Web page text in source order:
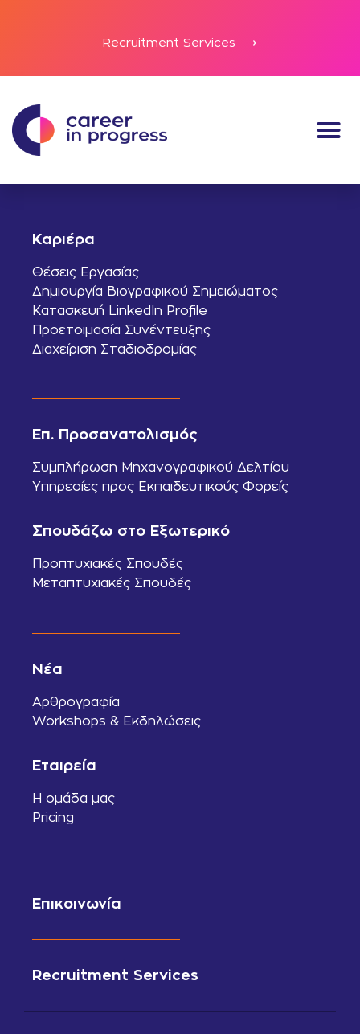
Recruitment Services ⟶
Καριέρα
Θέσεις Εργασίας
Δημιουργία Βιογραφικού Σημειώματος
Κατασκευή LinkedIn Profile
Προετοιμασία Συνέντευξης
Διαχείριση Σταδιοδρομίας
Επ. Προσανατολισμός
Συμπλήρωση Μηχανογραφικού Δελτίου
Υπηρεσίες προς Εκπαιδευτικούς Φορείς
Σπουδάζω στο Εξωτερικό
Προπτυχιακές Σπουδές
Μεταπτυχιακές Σπουδές
Νέα
Αρθρογραφία
Workshops & Εκδηλώσεις
Εταιρεία
Η ομάδα μας
Pricing
Επικοινωνία
Recruitment Services